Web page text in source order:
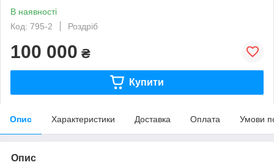
В наявності
Код: 795-2
Роздріб
100 000 ₴
Купити
Опис Характеристики Доставка Оплата Умови
Опис